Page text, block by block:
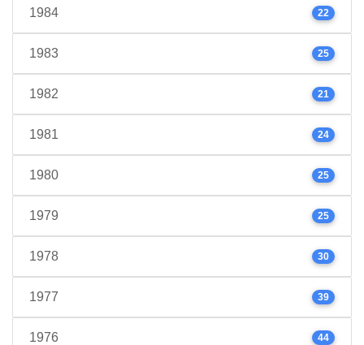
1984 22
1983 25
1982 21
1981 24
1980 25
1979 25
1978 30
1977 39
1976 44